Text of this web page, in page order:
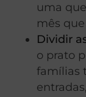
uma
mês que
Dividir
o prato
famílias